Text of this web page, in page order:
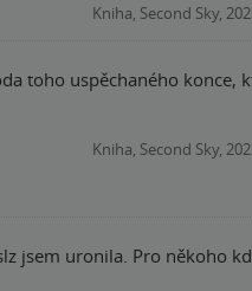
Kniha, Second Sky,
toho uspěchaného konce,
Kniha, Second Sky,
jsem uronila. Pro někoho